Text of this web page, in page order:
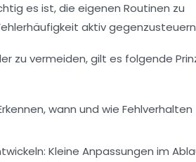
es ist, die eigenen Routinen zu
aktiv
zu vermeiden, gilt es folgende
wann und wie Fehlverhalten
Kleine Anpassungen im